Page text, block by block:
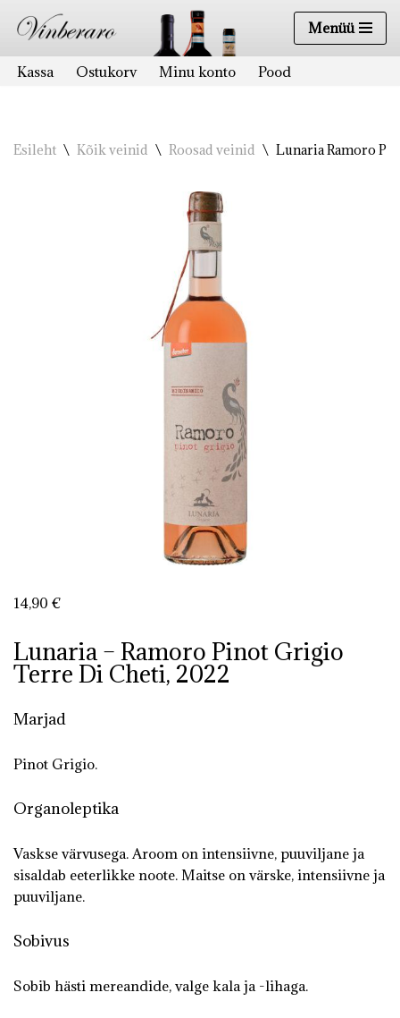
to
Menüü
Kassa Ostukorv Minu konto Pood
Esileht \ Kõik veinid \ Roosad veinid \ Lunaria Ramoro
14,90 €
Lunaria – Ramoro Pinot Grigio
Terre Di Cheti, 2022
Marjad
Pinot Grigio.
Organoleptika
Vaskse värvusega. Aroom on intensiivne, puuviljane ja
sisaldab eeterlikke noote. Maitse on värske, intensiivne ja
puuviljane.
Sobivus
Sobib hästi mereandide, valge kala ja -lihaga.